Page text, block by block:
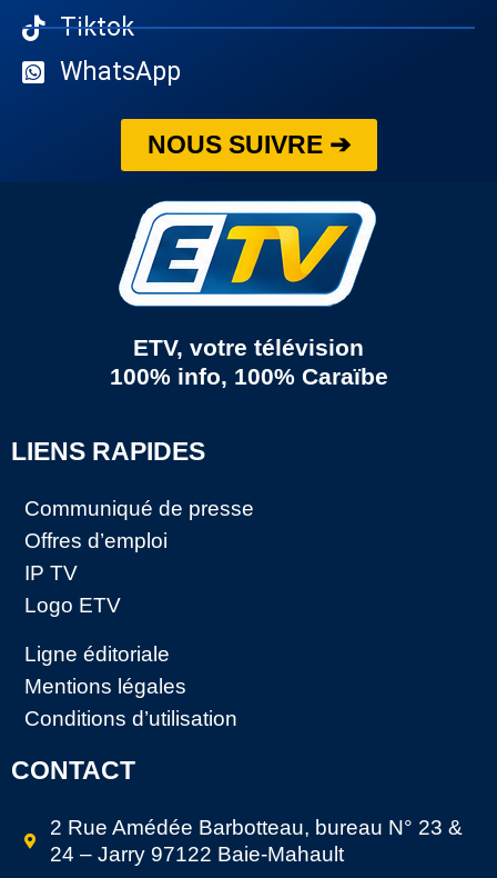
Tiktok
WhatsApp
NOUS SUIVRE ➔
ETV, votre télévision
100% info, 100% Caraïbe
LIENS RAPIDES
Communiqué de presse
Offres d’emploi
IP TV
Logo ETV
Ligne éditoriale
Mentions légales
Conditions d’utilisation
CONTACT
2 Rue Amédée Barbotteau, bureau N° 23 &
24 – Jarry 97122 Baie-Mahault